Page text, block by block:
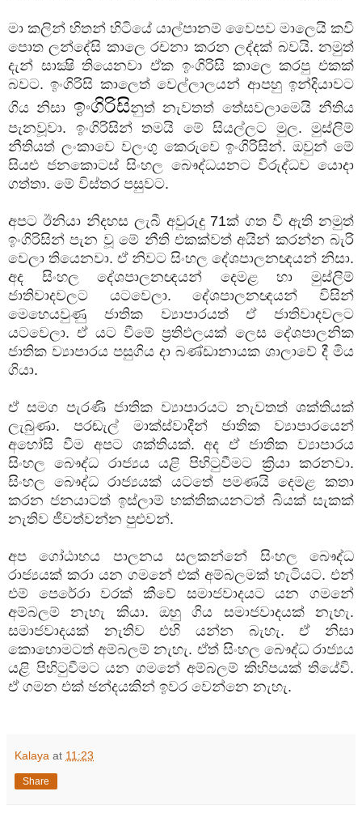
මා කලින් හිතන් හිටියේ යාල්පානම් වෛපව මාලෙයි කවි
පොත ලන්දේසි කාලෙ රචනා කරන ලද්දක් බවයි. නමුත්
දැන් සාක්‍ෂි තියෙනවා ඒක ඉංගිරිසි කාලෙ කරපු එකක්
බවට. ඉංගිරිසි කාලෙත් වෙල්ලාලයන් ආපහු ඉන්දියාවට
ගිය නිසා ඉංගිරිසිනුත් නැවතත් තේසවලාමෙයි නීතිය
පැනවූවා. ඉංගිරිසින් තමයි මේ සියල්ලට මුල. මුස්ලිම්
නීතියත් ලංකාවෙ වලංගු කෙරුවෙ ඉංගිරිසින්. ඔවුන් මේ
සියළු ජනකොටස් සිංහල බෞද්ධයනට විරුද්ධව යොදා
ගත්තා. මේ විස්තර පසුවට.
අපට ඊනියා නිදහස ලැබී අවුරුදු 71ක් ගත වී ඇති නමුත්
ඉංගිරිසින් පැන වූ මේ නීති එකක්වත් අයින් කරන්න බැරි
වෙලා තියෙනවා. ඒ නිවට සිංහල දේශපාලනඥයන් නිසා.
අද සිංහල දේශපාලනඥයන් දෙමළ හා මුස්ලිම්
ජාතිවාදවලට යටවෙලා. දේශපාලනඥයන් විසින්
මෙහෙයවුණු ජාතික ව්‍යාපාරයත් ඒ ජාතිවාදවලට
යටවෙලා. ඒ යට වීමේ ප්‍රතිඵලයක් ලෙස දේශපාලනික
ජාතික ව්‍යාපාරය පසුගිය දා බණ්ඩානායක ශාලාවේ දී මිය
ගියා.
ඒ සමග පැරණි ජාතික ව්‍යාපාරයට නැවතත් ශක්තියක්
ලැබුණා. පරඬැල් මාක්ස්වාදීන් ජාතික ව්‍යාපාරයෙන්
අහෝසි වීම අපට ශක්තියක්. අද ඒ ජාතික ව්‍යාපාරය
සිංහල බෞද්ධ රාජ්‍යය යළි පිහිටුවීමට ක්‍රියා කරනවා.
සිංහල බෞද්ධ රාජ්‍යයක් යටතේ පමණයි දෙමළ කතා
කරන ජනයාටත් ඉස්ලාම් භක්තිකයනටත් බියක් සැකක්
නැතිව ජීවත්වන්න පුළුවන්.
අප ගෝඨාභය පාලනය සලකන්නේ සිංහල බෞද්ධ
රාජ්‍යයක් කරා යන ගමනේ එක් අම්බලමක් හැටියට. එන්
එම් පෙරේරා වරක් කීවේ සමාජවාදයට යන ගමනේ
අම්බලම් නැහැ කියා. ඔහු ගිය සමාජවාදයක් නැහැ.
සමාජවාදයක් නැතිව එහි යන්න බැහැ. ඒ නිසා
කොහොමටත් අම්බලම් නැහැ. ඒත් සිංහල බෞද්ධ රාජ්‍යය
යළි පිහිටුවීමට යන ගමනේ අම්බලම් කිහිපයක් තියේවි.
ඒ ගමන එක් ඡන්දයකින් ඉවර වෙන්නෙ නැහැ.
Kalaya at 11:23
Share